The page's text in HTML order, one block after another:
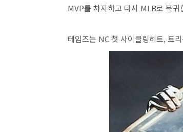
MVP를 차지하고 다시 MLB로 복귀
테임즈는 NC 첫 사이클링히트, 트